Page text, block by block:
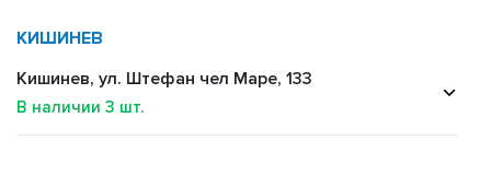
КИШИНЕВ
Кишинев, ул. Штефан чел Маре, 133
В наличии 3 шт.